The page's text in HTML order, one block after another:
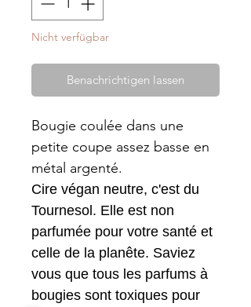
Nicht verfügbar
Benachrichtigen lassen
Bougie coulée dans une
petite coupe assez basse en
métal argenté.
Cire végan neutre, c'est du
Tournesol. Elle est non
parfumée pour votre santé et
celle de la planête. Saviez
vous que tous les parfums à
bougies sont toxiques pour